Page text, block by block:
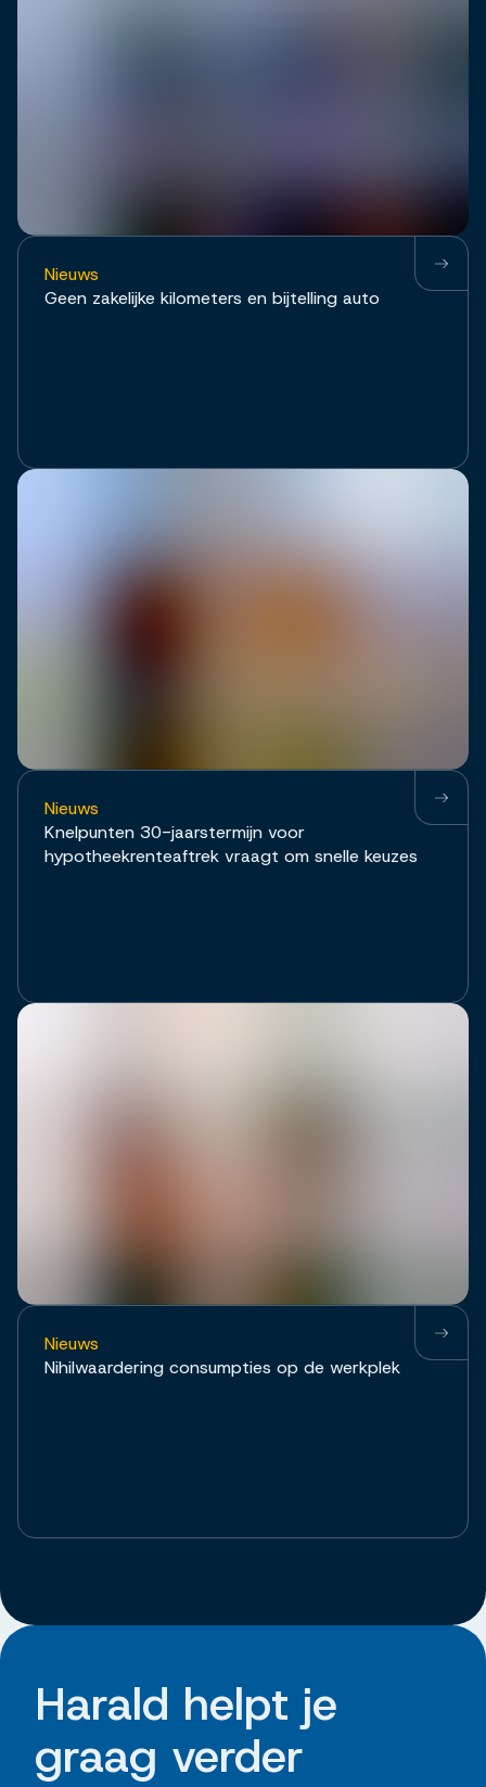
Nieuws
Geen zakelijke kilometers en bijtelling auto
Nieuws
Knelpunten 30-jaarstermijn voor
hypotheekrenteaftrek vraagt om snelle keuzes
Nieuws
Nihilwaardering consumpties op de werkplek
Harald helpt je
graag verder